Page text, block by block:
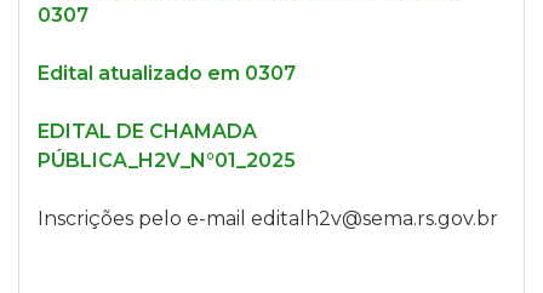
0307
Edital atualizado em 0307
EDITAL DE CHAMADA
PÚBLICA_H2V_N°01_2025
Inscrições pelo e-mail editalh2v@sema.rs.gov.br